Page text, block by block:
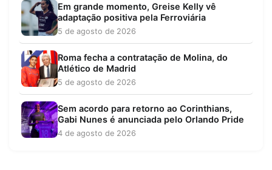
Em grande momento, Greise Kelly vê
adaptação positiva pela Ferroviária
5 de agosto de 2026
Roma fecha a contratação de Molina, do
Atlético de Madrid
5 de agosto de 2026
Sem acordo para retorno ao Corinthians,
Gabi Nunes é anunciada pelo Orlando Pride
4 de agosto de 2026